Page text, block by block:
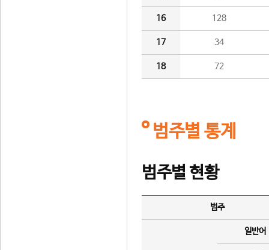
16 128
17 34
18 72
범주별 통계
범주별 현황
범주
일반어